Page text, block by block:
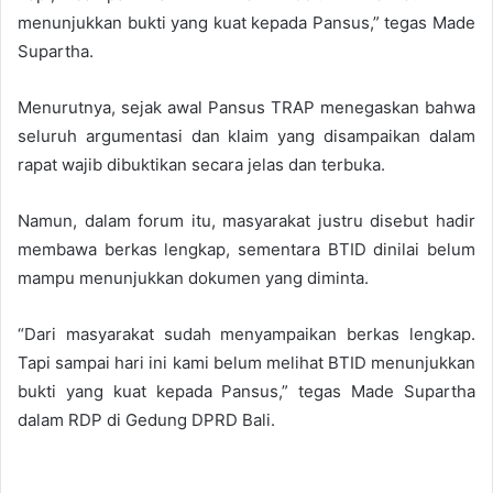
menunjukkan bukti yang kuat kepada Pansus,” tegas Made
Supartha.
Menurutnya, sejak awal Pansus TRAP menegaskan bahwa
seluruh argumentasi dan klaim yang disampaikan dalam
rapat wajib dibuktikan secara jelas dan terbuka.
Namun, dalam forum itu, masyarakat justru disebut hadir
membawa berkas lengkap, sementara BTID dinilai belum
mampu menunjukkan dokumen yang diminta.
“Dari masyarakat sudah menyampaikan berkas lengkap.
Tapi sampai hari ini kami belum melihat BTID menunjukkan
bukti yang kuat kepada Pansus,” tegas Made Supartha
dalam RDP di Gedung DPRD Bali.